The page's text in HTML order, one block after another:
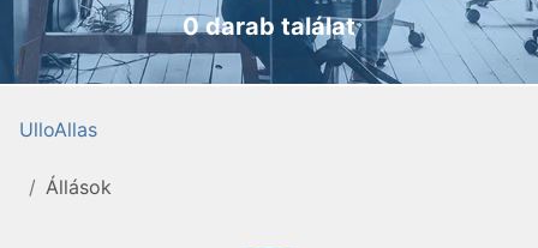
0 darab találat
UlloAllas
Állások